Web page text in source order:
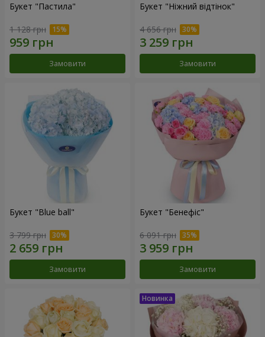
Букет "Пастила"
1 128 грн
Замовити
Букет "Ніжний відтінок"
4 656 грн
Замовити
Букет "Blue ball"
3 799 грн
Замовити
Букет "Бенефіс"
6 091 грн
Замовити